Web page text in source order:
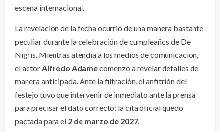
escena internacional.
La revelación de la fecha ocurrió de una manera bastante
peculiar durante la celebración de cumpleaños de De
Nigris. Mientras atendía a los medios de comunicación,
el actorAlfredo Adamecomenzó a revelar detalles de
manera anticipada. Ante la filtración, el anfitrión del
festejo tuvo que intervenir de inmediato ante la prensa
para precisar el dato correcto: la cita oficial quedó
pactada para el 2 de marzo de 2027.